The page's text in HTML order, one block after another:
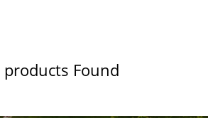
products Found